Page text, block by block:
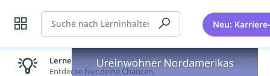
Suche Neu:
Lernen lohnt sich!
Entdecke hier deine Chancen.